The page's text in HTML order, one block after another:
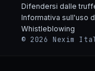
Difendersi dalle
Informativa sull'uso
Whistleblowing
© 2026 Nexim